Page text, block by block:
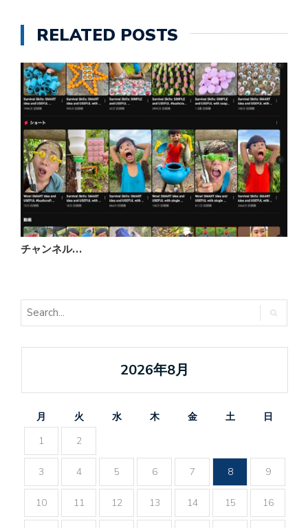
RELATED POSTS
チャンネル…
2026年8月
月 火 水 木 金 土
日
1
2
3 4 5 6 7 8 9
10 11 12 13 14 15 16